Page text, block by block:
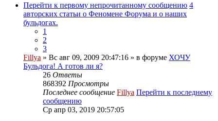
Перейти к первому непрочитанному сообщению 4
авторских статьи о Феномене Форума и о наших
бульдогах.
1
2
3
Fillya » Вс авг 09, 2009 20:47:16 » в форуме ХОЧУ
Бульдога! А готов ли я?
26 Ответы
868392 Просмотры
Последнее сообщение Fillya Перейти к последнему
сообщению
Ср апр 03, 2019 20:57:05